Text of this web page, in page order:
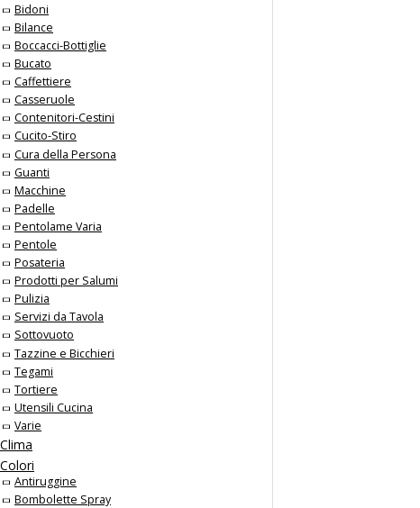
Bidoni
Bilance
Boccacci-Bottiglie
Bucato
Caffettiere
Casseruole
Contenitori-Cestini
Cucito-Stiro
Cura della Persona
Guanti
Macchine
Padelle
Pentolame Varia
Pentole
Posateria
Prodotti per Salumi
Pulizia
Servizi da Tavola
Sottovuoto
Tazzine e Bicchieri
Tegami
Tortiere
Utensili Cucina
Varie
Clima
Colori
Antiruggine
Bombolette Spray